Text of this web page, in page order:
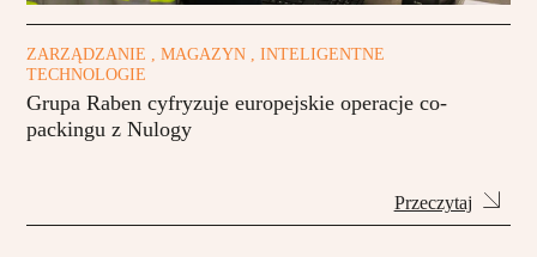
ZARZĄDZANIE , MAGAZYN , INTELIGENTNE
TECHNOLOGIE
Grupa Raben cyfryzuje europejskie operacje co-
packingu z Nulogy
Przeczytaj